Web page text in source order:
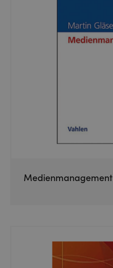
Medienmanagement